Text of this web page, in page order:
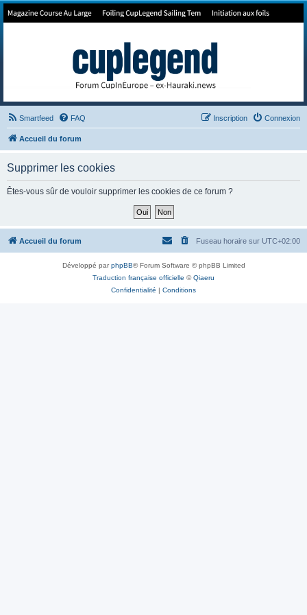
Forum de Cup In Europe
Smartfeed FAQ Connexion
Inscription
Accueil du forum
Supprimer les cookies
Êtes-vous sûr de vouloir supprimer les cookies de ce forum ?
Accueil du forum Fuseau horaire sur UTC+02:00
Développé parphpBB® Forum Software © phpBB Limited
Traduction française officielle ©Qiaeru
Confidentialité
Conditions